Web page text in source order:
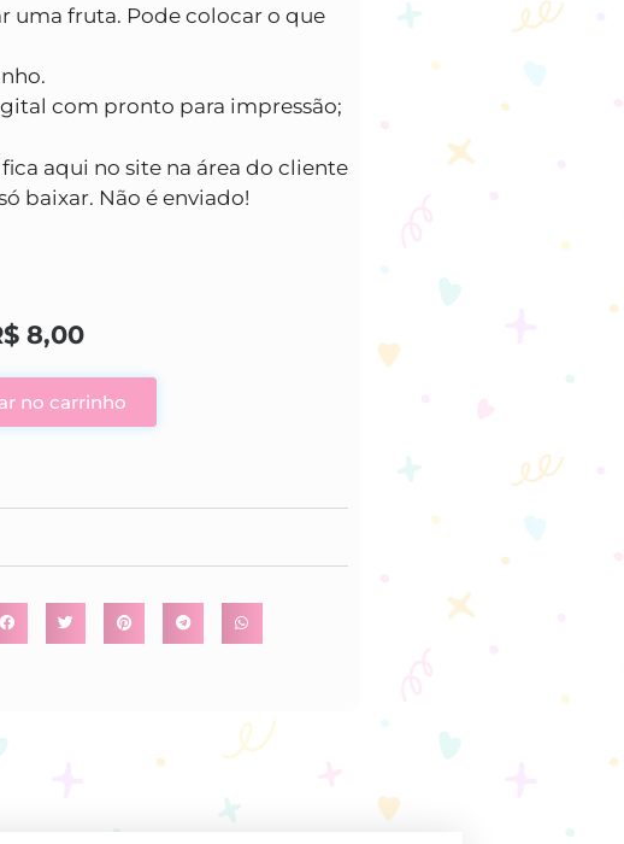
uma fruta. Pode colocar o que
com pronto para impressão;
aqui no site na área do cliente
baixar. Não é enviado!
8,00
no carrinho